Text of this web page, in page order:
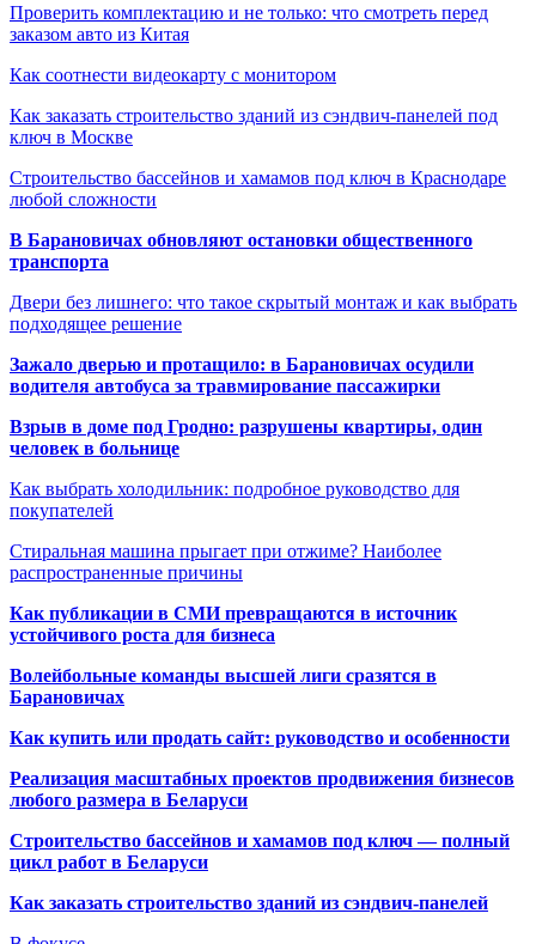
Проверить комплектацию и не только: что смотреть перед
заказом авто из Китая
Как соотнести видеокарту с монитором
Как заказать строительство зданий из сэндвич-панелей под
ключ в Москве
Строительство бассейнов и хамамов под ключ в Краснодаре
любой сложности
В Барановичах обновляют остановки общественного
транспорта
Двери без лишнего: что такое скрытый монтаж и как выбрать
подходящее решение
Зажало дверью и протащило: в Барановичах осудили
водителя автобуса за травмирование пассажирки
Взрыв в доме под Гродно: разрушены квартиры, один
человек в больнице
Как выбрать холодильник: подробное руководство для
покупателей
Стиральная машина прыгает при отжиме? Наиболее
распространенные причины
Как публикации в СМИ превращаются в источник
устойчивого роста для бизнеса
Волейбольные команды высшей лиги сразятся в
Барановичах
Как купить или продать сайт: руководство и особенности
Реализация масштабных проектов продвижения бизнесов
любого размера в Беларуси
Строительство бассейнов и хамамов под ключ — полный
цикл работ в Беларуси
Как заказать строительство зданий из сэндвич-панелей